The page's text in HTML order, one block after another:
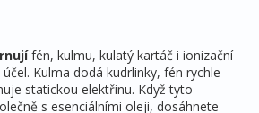
fén, kulmu, kulatý kartáč i ionizační
Kulma dodá kudrlinky, fén rychle
statickou elektřinu. Když tyto
s esenciálními oleji, dosáhnete